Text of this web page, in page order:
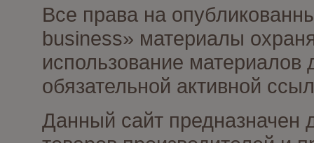
Все права на
business» материалы
использование материалов
обязательной активной
Данный сайт предназначен